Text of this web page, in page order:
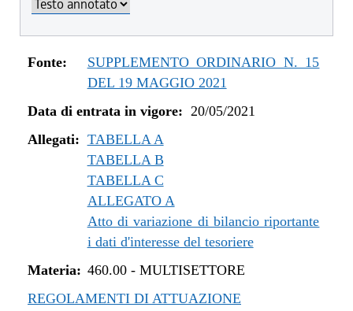
dal 14/06/2022 al 03/08/2022
dal 01/01/2022 al 13/06/2022
dal 10/12/2021 al 31/12/2021
dal 06/11/2021 al 09/12/2021
dal 20/05/2021 al 11/08/2021
Fonte:
SUPPLEMENTO ORDINARIO N. 15
DEL 19 MAGGIO 2021
Data di entrata in vigore: 20/05/2021
Allegati: TABELLA A
TABELLA B
TABELLA C
ALLEGATO A
Atto di variazione di bilancio riportante
i dati d'interesse del tesoriere
Materia: 460.00- MULTISETTORE
REGOLAMENTI DI ATTUAZIONE